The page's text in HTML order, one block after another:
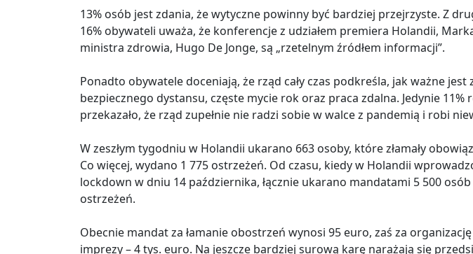
13% osób jest zdania, że wytyczne powinny być bardziej przejrzyste. Z
16% obywateli uważa, że konferencje z udziałem premiera Holandii,
ministra zdrowia, Hugo De Jonge, są „rzetelnym źródłem informacji”.
Ponadto obywatele doceniają, że rząd cały czas podkreśla, jak ważne jest
bezpiecznego dystansu, częste mycie rok oraz praca zdalna. Jedynie
przekazało, że rząd zupełnie nie radzi sobie w walce z pandemią i robi
W zeszłym tygodniu w Holandii ukarano 663 osoby, które złamały
Co więcej, wydano 1 775 ostrzeżeń. Od czasu, kiedy w Holandii
lockdown w dniu 14 października, łącznie ukarano mandatami 5 500
ostrzeżeń.
Obecnie mandat za łamanie obostrzeń wynosi 95 euro, zaś za
imprezy – 4 tys. euro. Na jeszcze bardziej surową karę narażają się